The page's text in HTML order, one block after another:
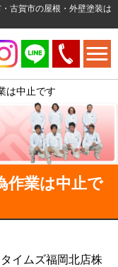
古賀市の屋根・外壁塗装は
は中止です
作業は中止で
イムズ福岡北店株